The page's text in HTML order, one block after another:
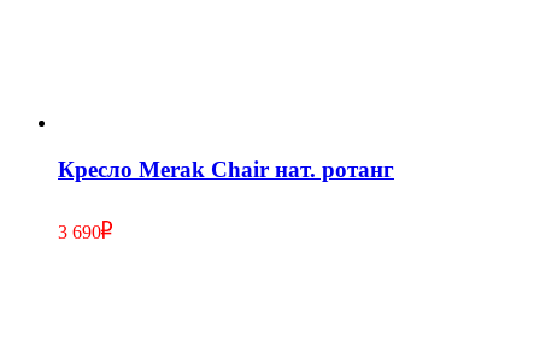
Кресло Merak Chair нат. ротанг
3 690